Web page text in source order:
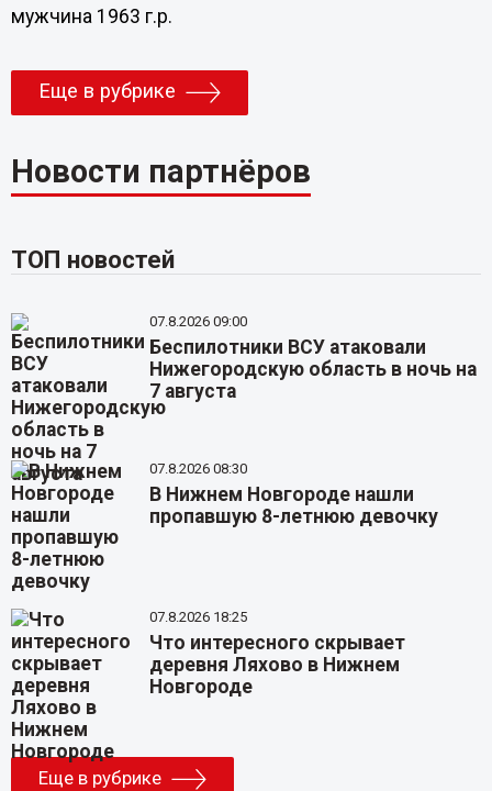
мужчина 1963 г.р.
Еще в рубрике
Новости партнёров
ТОП новостей
07.8.2026 09:00
Беспилотники ВСУ атаковали
Нижегородскую область в ночь на
7 августа
07.8.2026 08:30
В Нижнем Новгороде нашли
пропавшую 8-летнюю девочку
07.8.2026 18:25
Что интересного скрывает
деревня Ляхово в Нижнем
Новгороде
Еще в рубрике